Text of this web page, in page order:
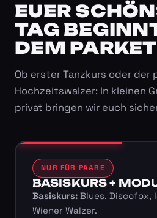
EUER
TAG
DEM
Ob erster Tanzkurs oder der
Hochzeitswalzer: In kleinen
privat bringen wir euch
NUR FÜR PAARE
BASISKURS +
Basiskurs:Blues, Discofox,
Wiener Walzer.